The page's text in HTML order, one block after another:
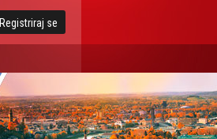
Registriraj se